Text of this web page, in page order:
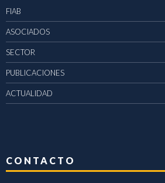
FIAB
ASOCIADOS
SECTOR
PUBLICACIONES
ACTUALIDAD
CONTACTO